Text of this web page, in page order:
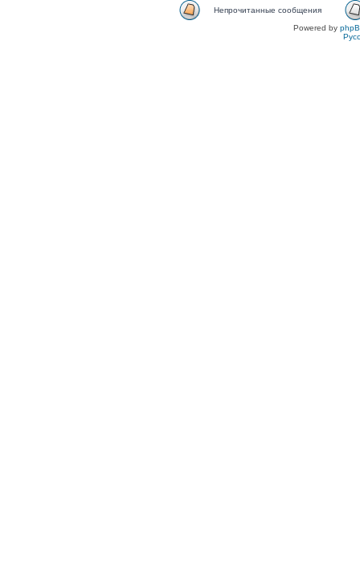
Непрочитанные сообщения
Powered by